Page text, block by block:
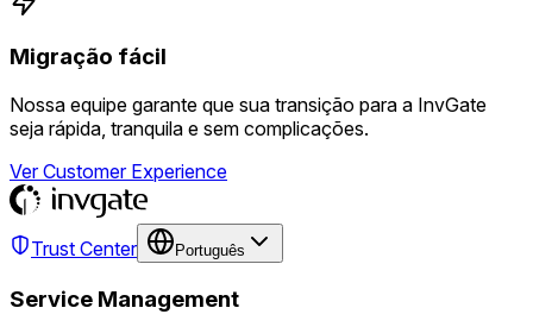
Migração fácil
Nossa equipe garante que sua transição para a InvGate
seja rápida, tranquila e sem complicações.
Ver Customer Experience
Trust Center Português
Service Management